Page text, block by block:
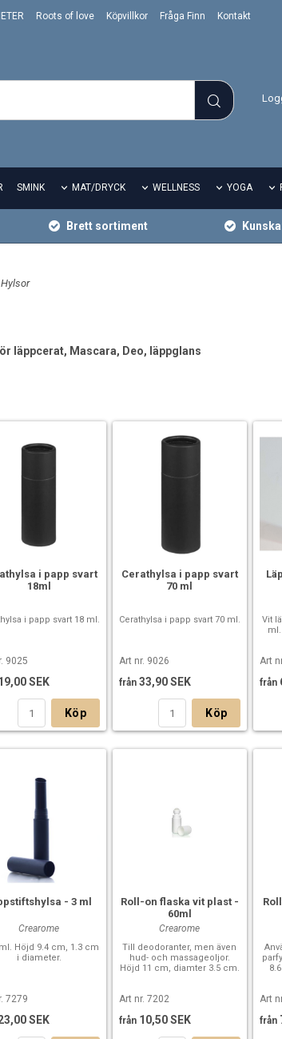
Roots of love Köpvillkor Fråga Finn Kontakt
SMINK MAT/DRYCK WELLNESS YOGA
Brett sortiment
läppcerat, Mascara, Deo, läppglans
i papp svart
18ml
i papp svart 18 ml.
9025
SEK
Köp
Cerathylsa i papp svart
70 ml
Cerathylsa i papp svart 70 ml.
Art nr. 9026
från33,90 SEK
Köp
Vit
Art
från
- 3 ml
Crearome
Höjd 9.4 cm, 1.3 cm
i diameter.
7279
SEK
Roll-on flaska vit plast -
60ml
Crearome
Till deodoranter, men även
hud- och massageoljor.
Höjd 11 cm, diamter 3.5 cm.
Art nr. 7202
från10,50 SEK
Art
från